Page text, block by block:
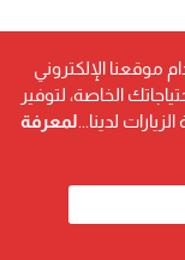
الإلكتروني
الخاصة، لتوفير
لدينا... لمعرفة